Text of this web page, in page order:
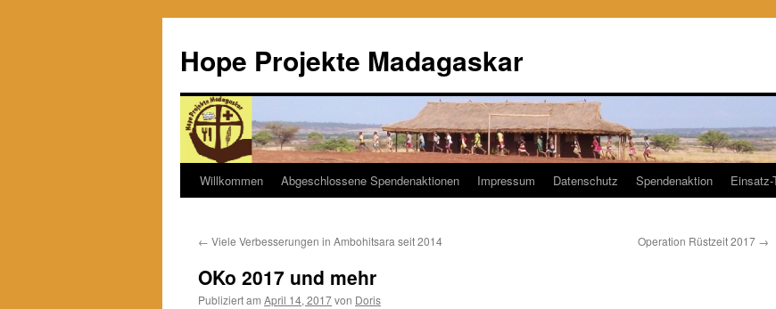
Hope Projekte Madagaskar
Zum
springen
Willkommen Abgeschlossene Spendenaktionen Impressum Datenschutz Spendenaktion Einsatz-
← Viele Verbesserungen in Ambohitsara seit 2014 Operation Rüstzeit 2017 →
OKo 2017 und mehr
Publiziert am April 14, 2017von Doris